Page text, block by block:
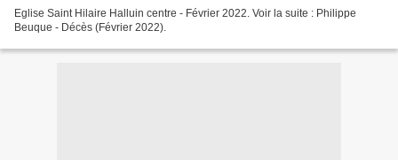
Eglise Saint Hilaire Halluin centre - Février 2022. Voir la suite : Philippe
Beuque - Décès (Février 2022).